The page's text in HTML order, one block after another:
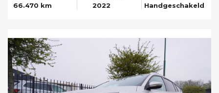
66.470 km
2022
Handgeschakeld